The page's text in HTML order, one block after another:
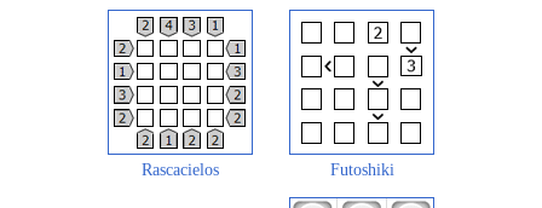
Rascacielos Futoshiki